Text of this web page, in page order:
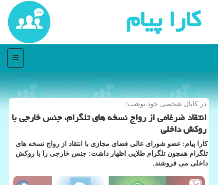
كارا پیام
منو
در كانال شخصی خود نوشت؛
انتقاد ضرغامی از رواج نسخه های تلگرام، جنس خارجی با
روكش داخلی
كارا پیام: عضو شورای عالی فضای مجازی با انتقاد از رواج نسخه های
تلگرام همچون تلگرام طلایی اظهار داشت: جنس خارجی را با روكش
داخلی می فروشند.